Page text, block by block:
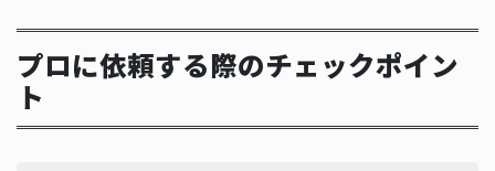
プロに依頼する際のチェックポイン
ト